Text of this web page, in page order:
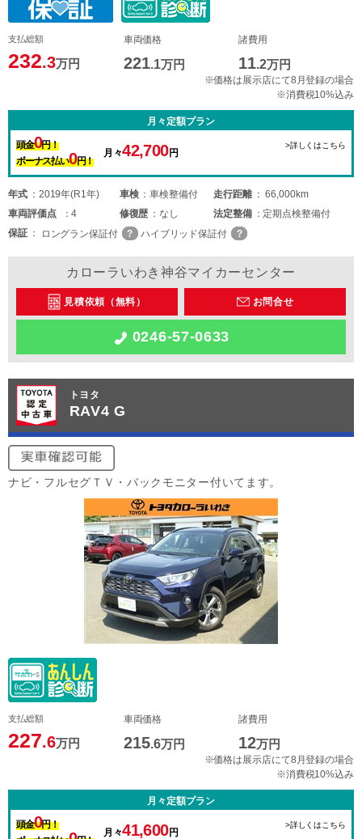
支払総額
232.3万円
車両価格
221.1万円
諸費用
11.2万円
※価格は展示店にて8月登録の場合
※消費税10%込み
月々定額プラン
頭金0円！
ボーナス払い0円！
月々42,700円
>詳しくはこちら
年式 2019年(R1年) 車検 車検整備付 走行距離
66,000km
車両評価点 4 修復歴 なし 法定整備
定期点検整備付
保証
ロングラン保証付 ハイブリッド保証付
カローラいわき神谷マイカーセンター
見積依頼（無料） お問合せ
0246-57-0633
トヨタ
RAV4 G
ナビ・フルセグＴＶ・バックモニター付いてます。
支払総額
227.6万円
車両価格
215.6万円
諸費用
12万円
※価格は展示店にて8月登録の場合
※消費税10%込み
月々定額プラン
頭金0円！
月々41,600円
>詳しくはこちら